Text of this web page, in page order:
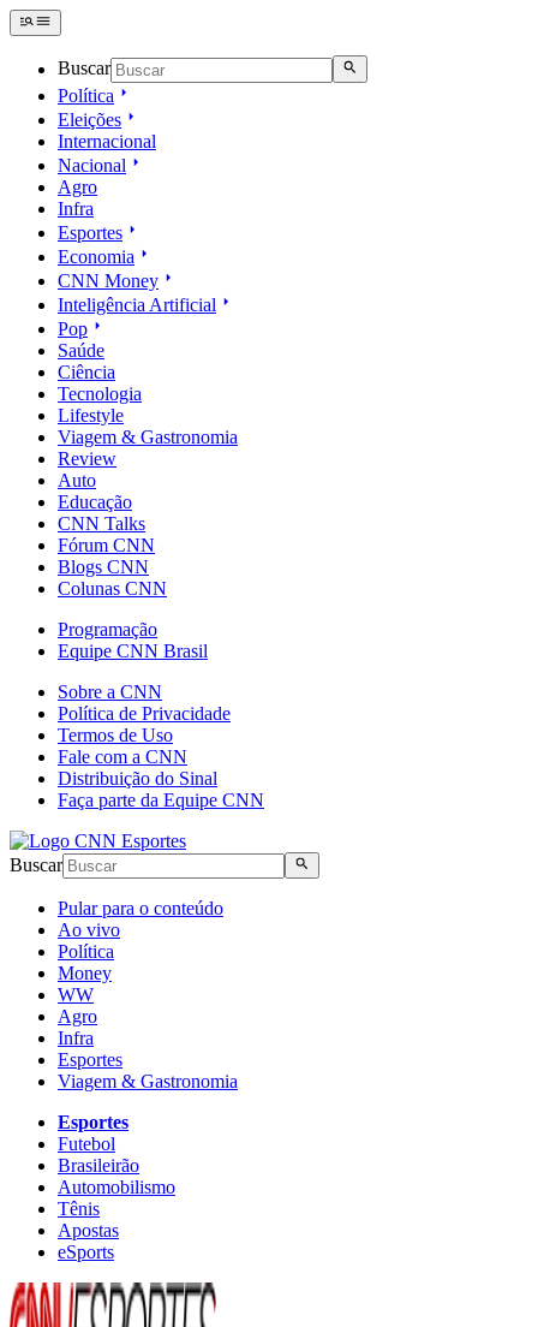
Buscar
Política
Eleições
Internacional
Nacional
Agro
Infra
Esportes
Economia
CNN Money
Inteligência Artificial
Pop
Saúde
Ciência
Tecnologia
Lifestyle
Viagem & Gastronomia
Review
Auto
Educação
CNN Talks
Fórum CNN
Blogs CNN
Colunas CNN
Programação
Equipe CNN Brasil
Sobre a CNN
Política de Privacidade
Termos de Uso
Fale com a CNN
Distribuição do Sinal
Faça parte da Equipe CNN
Buscar
Pular para o conteúdo
Ao vivo
Política
Money
WW
Agro
Infra
Esportes
Viagem & Gastronomia
Esportes
Futebol
Brasileirão
Automobilismo
Tênis
Apostas
eSports